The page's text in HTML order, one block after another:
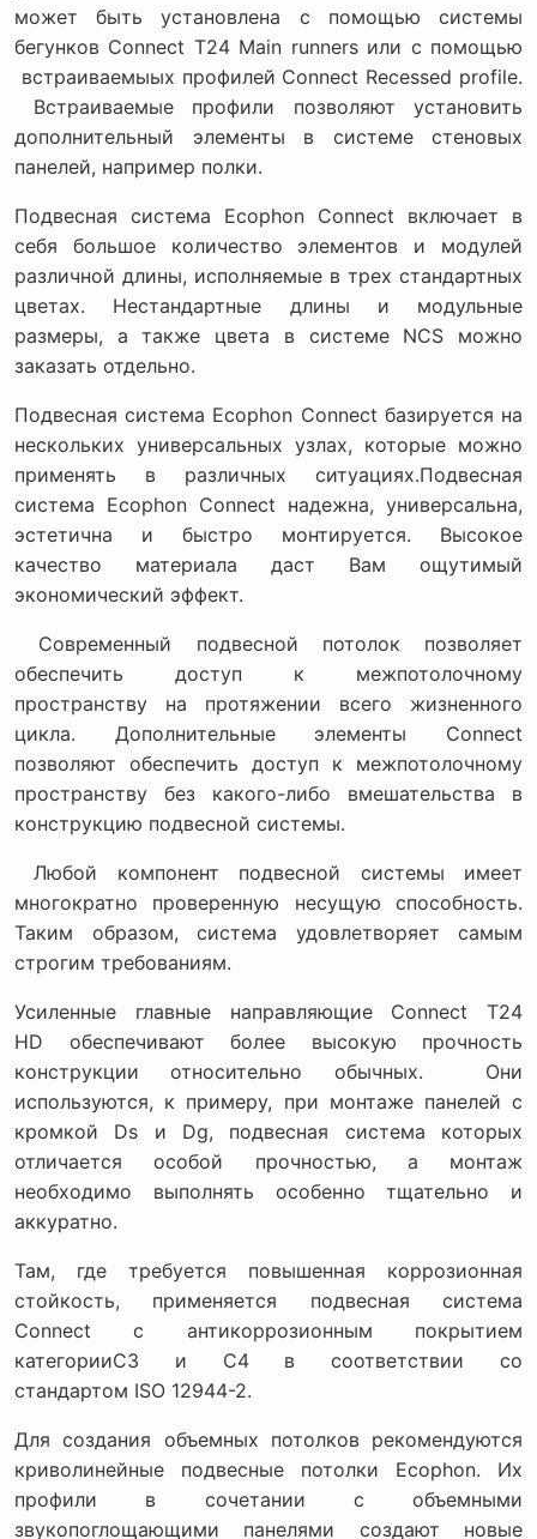
может быть установлена с помощью системы
бегунков Connect T24 Main runners или с помощью
встраиваемыых профилей Connect Recessed profile.
Встраиваемые профили позволяют установить
дополнительный элементы в системе стеновых
панелей, например полки.
Подвесная система Ecophon Connect включает в
себя большое количество элементов и модулей
различной длины, исполняемые в трех стандартных
цветах. Нестандартные длины и модульные
размеры, а также цвета в системе NCS можно
заказать отдельно.
Подвесная система Ecophon Connect базируется на
нескольких универсальных узлах, которые можно
применять в различных ситуациях.Подвесная
система Ecophon Connect надежна, универсальна,
эстетична и быстро монтируется. Высокое
качество материала даст Вам ощутимый
экономический эффект.
Современный подвесной потолок позволяет
обеспечить доступ к межпотолочному
пространству на протяжении всего жизненного
цикла. Дополнительные элементы Connect
позволяют обеспечить доступ к межпотолочному
пространству без какого-либо вмешательства в
конструкцию подвесной системы.
Любой компонент подвесной системы имеет
многократно проверенную несущую способность.
Таким образом, система удовлетворяет самым
строгим требованиям.
Усиленные главные направляющие Connect T24
HD обеспечивают более высокую прочность
конструкции относительно обычных. Они
используются, к примеру, при монтаже панелей с
кромкой Ds и Dg, подвесная система которых
отличается особой прочностью, а монтаж
необходимо выполнять особенно тщательно и
аккуратно.
Там, где требуется повышенная коррозионная
стойкость, применяется подвесная система
Connect с антикоррозионным покрытием
категорииC3 и C4 в соответствии со
стандартом ISO 12944-2.
Для создания объемных потолков рекомендуются
криволинейные подвесные потолки Ecophon. Их
профили в сочетании с объемными
звукопоглощающими панелями создают новые